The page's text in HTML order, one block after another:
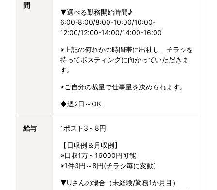
間
▼選べる勤務開始時間♪
6:00-8:00/8:00-10:00/10:00-
12:00/12:00-14:00/14:00-16:00
※上記の何れかの時間帯に出社し、チラシを
持ってポスティングに向かっていただきま
す。
※ご自分の裁量で仕事量を決められます。
◆週2日～OK
給与 1ポスト3～8円
【日収例＆月収例】
※日収1万～16000円可能
※1件3円～8円(チラシ毎に変動)
▼Uさんの場合（未経験/勤務1か月目）